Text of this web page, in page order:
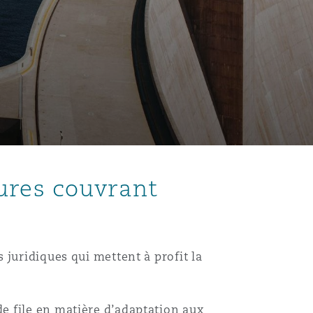
couvrant
juridiques qui mettent à profit la
file en matière d’adaptation aux